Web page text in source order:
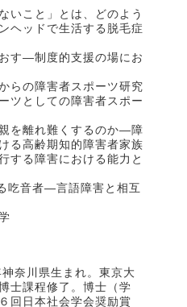
いこと」とは、どのよう
ヘッドで生活する脱毛症
す―制度的支援の場にお
らの障害者スポーツ研究
ツとしての障害者スポー
を離れ難くするのか―障
る高齢期知的障害者家族
る障害における能力と
吃音者―言語障害と相互
奈川県生まれ。東京大
士課程修了。博士（学
回日本社会学会奨励賞